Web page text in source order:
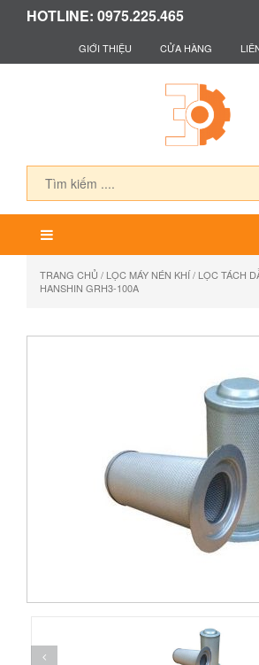
HOTLINE: 0975.225.465
GIỚI THIỆU CỬA HÀNG
TRANG CHỦ / LỌC MÁY NÉN KHÍ/ LỌC TÁCH
HANSHIN GRH3-100A